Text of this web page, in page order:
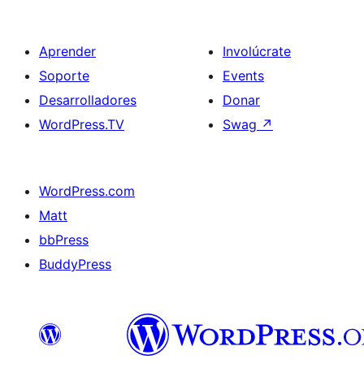
Aprender
Soporte
Desarrolladores
WordPress.TV
Involúcrate
Events
Donar
Swag ↗
WordPress.com
Matt
bbPress
BuddyPress